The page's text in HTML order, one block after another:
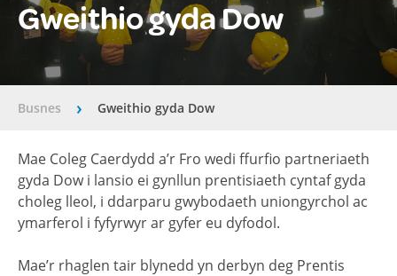
Gweithio gyda Dow
Busnes Gweithio gyda Dow
Mae Coleg Caerdydd a’r Fro wedi ffurfio partneriaeth
gyda Dow i lansio ei gynllun prentisiaeth cyntaf gyda
choleg lleol, i ddarparu gwybodaeth uniongyrchol ac
ymarferol i fyfyrwyr ar gyfer eu dyfodol.
Mae’r rhaglen tair blynedd yn derbyn deg Prentis